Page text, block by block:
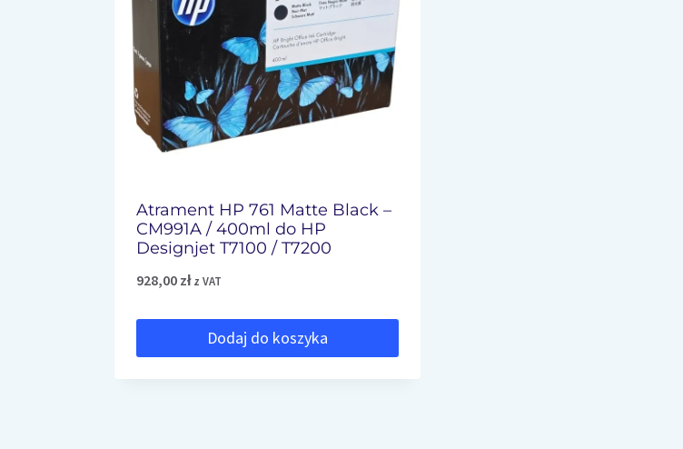
Atrament HP 761 Matte Black –
CM991A / 400ml do HP
Designjet T7100 / T7200
928,00 zł z VAT
Dodaj do koszyka